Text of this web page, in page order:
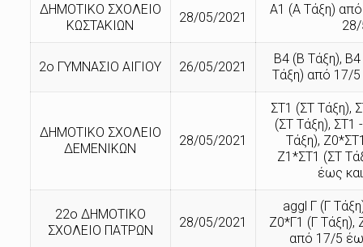
ΔΗΜΟΤΙΚΟ ΣΧΟΛΕΙΟ
ΚΩΣΤΑΚΙΩΝ
28/05/2021
Α1 (Α Τάξη)
2ο ΓΥΜΝΑΣΙΟ ΑΙΓΙΟΥ 26/05/2021
Β4 (Β Τάξη),
Τάξη) από 17/
ΔΗΜΟΤΙΚΟ ΣΧΟΛΕΙΟ
ΔΕΜΕΝΙΚΩΝ
28/05/2021
ΣΤ1 (ΣΤ Τάξη),
(ΣΤ Τάξη), ΣΤ1
Τάξη),
Ζ1*ΣΤ1 (ΣΤ
έως
22ο ΔΗΜΟΤΙΚΟ
ΣΧΟΛΕΙΟ ΠΑΤΡΩΝ
28/05/2021
aggl Γ (Γ
Ζ0*Γ1 (Γ Τάξη),
από 17/5